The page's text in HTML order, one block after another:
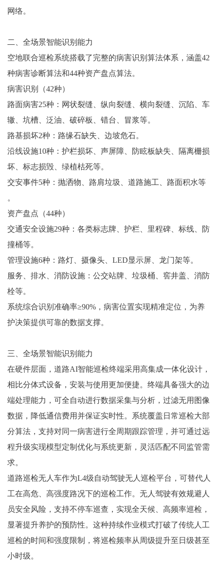
网络。
二、全场景智能识别能力
空地联合巡检系统搭载了完整的病害识别算法体系，涵盖42
种病害诊断算法和44种资产盘点算法。
病害识别（42种）
路面病害25种：网状裂缝、纵向裂缝、横向裂缝、沉陷、车
辙、坑槽、泛油、破碎板、错台、冒浆等。
路基损坏2种：路缘石缺失、边坡危石。
沿线设施10种：护栏损坏、声屏障、防眩板缺失、隔离栅损
坏、标志损毁、绿植枯死等。
交安事件5种：抛洒物、路肩垃圾、道路施工、路面积水等
。
资产盘点（44种）
交通安全设施29种：各类标志牌、护栏、里程碑、标线、防
撞桶等。
管理设施6种：路灯、摄像头、LED显示屏、龙门架等。
服务、排水、消防设施：公交站牌、垃圾桶、窖井盖、消防
栓等。
系统综合识别准确率≥90%，病害位置实现精准定位，为养
护决策提供可靠的数据支撑。
三、全场景智能识别能力
在硬件层面，道路AI智能巡检终端采用高集成一体化设计，
相比分体式设备，安装与使用更加便捷。终端具备强大的边
端处理能力，可全自动进行数据采集与分析，过滤无用图像
数据，降低通信费用并保证实时性。系统覆盖日常巡检大部
分算法，支持对同一病害进行全周期跟踪管理，并可通过远
程升级实现模型定制优化与系统更新，灵活匹配不同监管需
求。
道路巡检无人车作为L4级自动驾驶无人巡检平台，可替代人
工在高危、高强度路况下的巡检工作。无人驾驶有效规避人
员安全风险，支持不停车巡查，实现全天候、高频率巡检，
显著提升养护的预防性。这种持续作业模式打破了传统人工
巡检的时间和强度限制，将巡检频率从周级提升至日级甚至
小时级。